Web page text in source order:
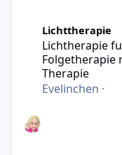
Lichttherapie
Lichtherapie
Folgetherapie
Therapie
Evelinchen ·